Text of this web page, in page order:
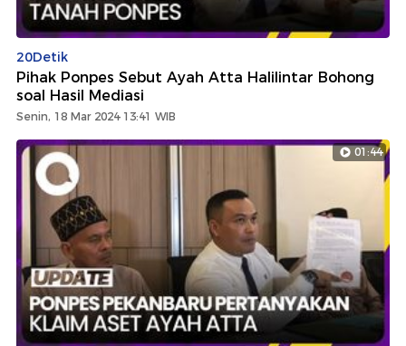
20Detik
Pihak Ponpes Sebut Ayah Atta Halilintar Bohong
soal Hasil Mediasi
Senin, 18 Mar 2024 13:41 WIB
01:44